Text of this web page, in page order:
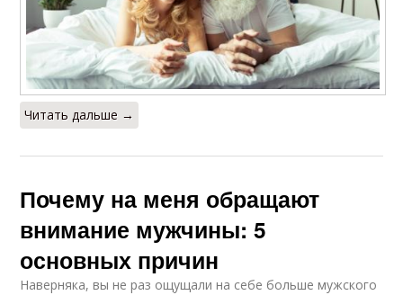
Читать дальше →
Почему на меня обращают
внимание мужчины: 5
основных причин
Наверняка, вы не раз ощущали на себе больше мужского